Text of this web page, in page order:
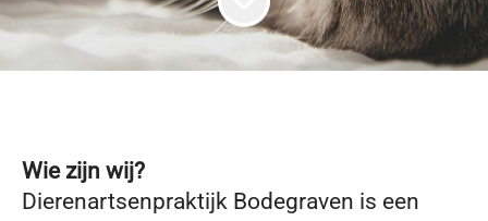
Wie zijn wij?
Dierenartsenpraktijk Bodegraven is een